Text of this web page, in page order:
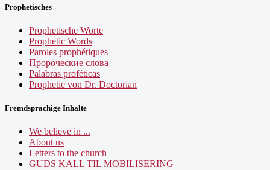
Prophetisches
Prophetische Worte
Prophetic Words
Paroles prophétiques
Пророческие слова
Palabras proféticas
Prophetie von Dr. Doctorian
Fremdsprachige Inhalte
We believe in ...
About us
Letters to the church
GUDS KALL TIL MOBILISERING